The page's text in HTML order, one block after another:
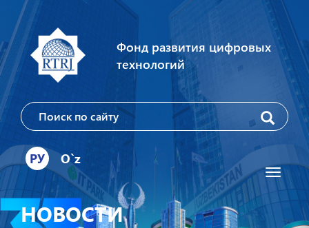
Фонд развития цифровых
технологий
РУ O`z
Toggle
НОВОСТИ